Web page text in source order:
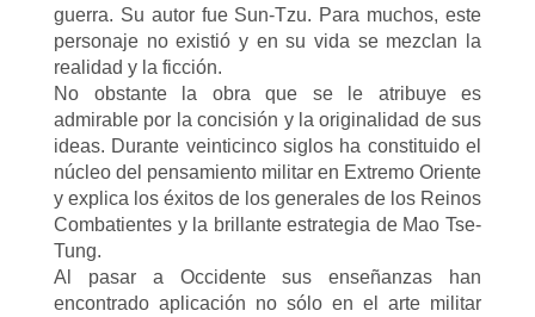
guerra. Su autor fue Sun-Tzu. Para muchos, este
personaje no existió y en su vida se mezclan la
realidad y la ficción.
No obstante la obra que se le atribuye es
admirable por la concisión y la originalidad de sus
ideas. Durante veinticinco siglos ha constituido el
núcleo del pensamiento militar en Extremo Oriente
y explica los éxitos de los generales de los Reinos
Combatientes y la brillante estrategia de Mao Tse-
Tung.
Al pasar a Occidente sus enseñanzas han
encontrado aplicación no sólo en el arte militar